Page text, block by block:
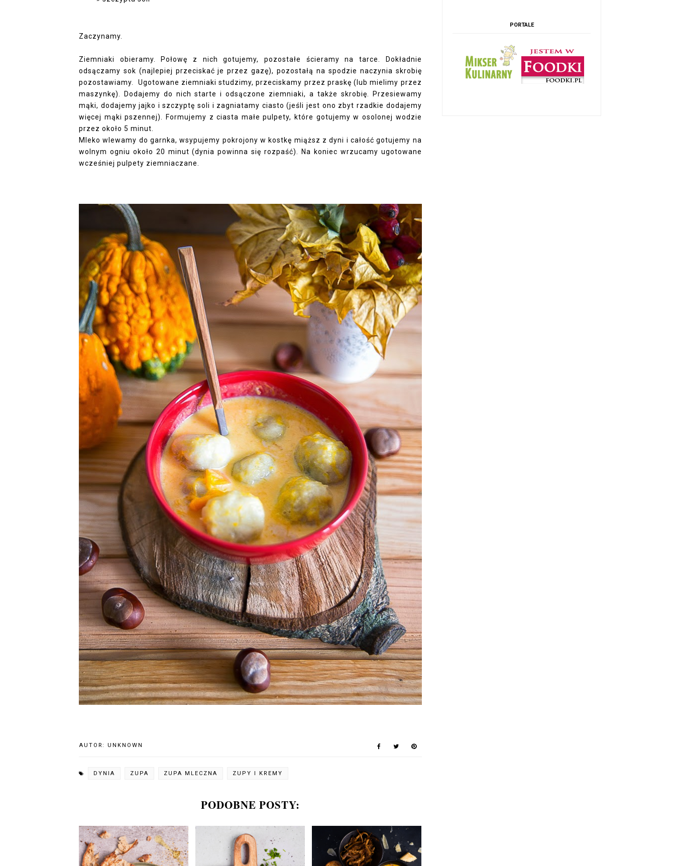
Zaczynamy.
Ziemniaki obieramy. Połowę z nich gotujemy, pozostałe ścieramy na tarce. Dokładnie
odsączamy sok (najlepiej przeciskać je przez gazę), pozostałą na spodzie naczynia skrobię
pozostawiamy. Ugotowane ziemniaki studzimy, przeciskamy przez praskę (lub mielimy przez
maszynkę). Dodajemy do nich starte i odsączone ziemniaki, a także skrobię. Przesiewamy
mąki, dodajemy jajko i szczyptę soli i zagniatamy ciasto (jeśli jest ono zbyt rzadkie dodajemy
więcej mąki pszennej). Formujemy z ciasta małe pulpety, które gotujemy w osolonej wodzie
przez około 5 minut.
Mleko wlewamy do garnka, wsypujemy pokrojony w kostkę miąższ z dyni i całość gotujemy na
wolnym ogniu około 20 minut (dynia powinna się rozpaść). Na koniec wrzucamy ugotowane
wcześniej pulpety ziemniaczane.
AUTOR: UNKNOWN
DYNIA ZUPA ZUPA MLECZNA ZUPY I KREMY
PODOBNE POSTY:
PORTALE